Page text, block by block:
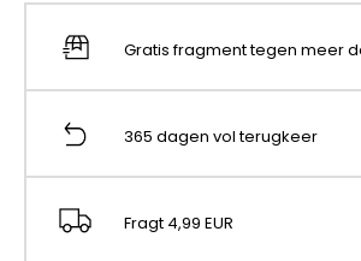
Gratis fragment tegen meer
365 dagen vol terugkeer
Fragt 4,99 EUR